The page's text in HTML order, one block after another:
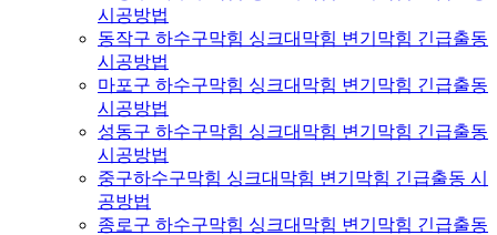
시공방법
동작구 하수구막힘 싱크대막힘 변기막힘 긴급출동
시공방법
마포구 하수구막힘 싱크대막힘 변기막힘 긴급출동
시공방법
성동구 하수구막힘 싱크대막힘 변기막힘 긴급출동
시공방법
중구하수구막힘 싱크대막힘 변기막힘 긴급출동 시
공방법
종로구 하수구막힘 싱크대막힘 변기막힘 긴급출동